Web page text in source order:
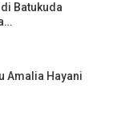
Batukuda
Amalia Hayani